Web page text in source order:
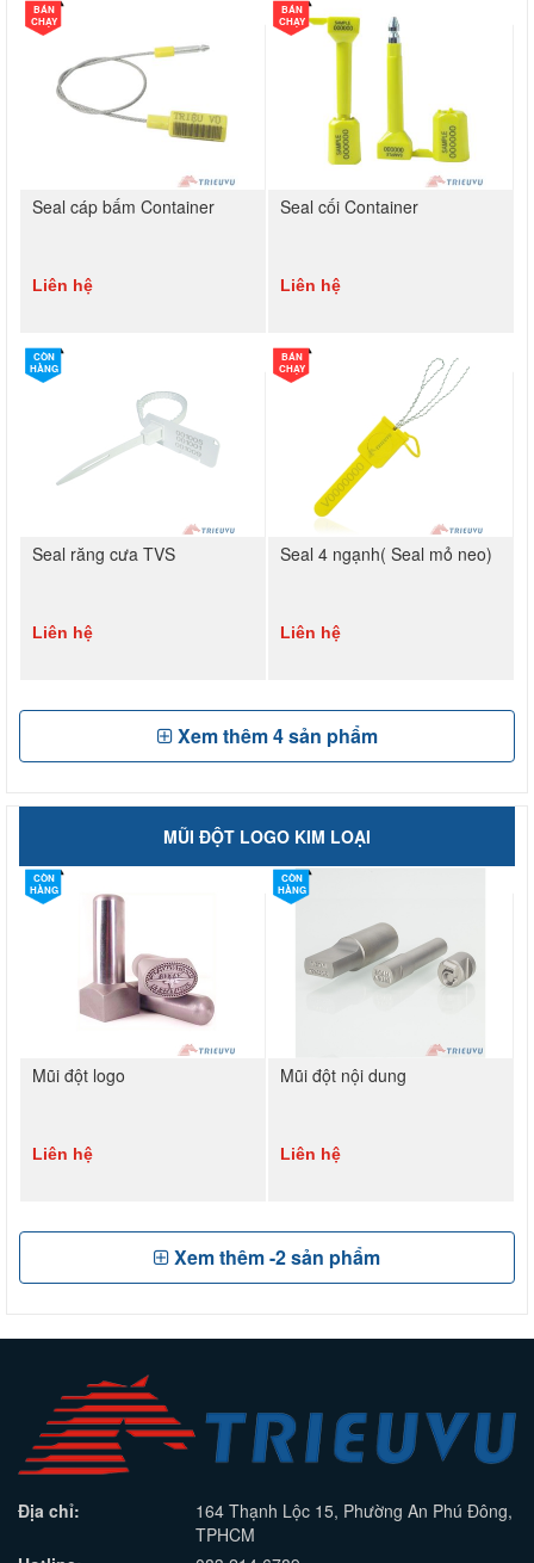
BÁN
CHẠY
Seal cáp bấm Container
Liên hệ
BÁN
CHẠY
Seal cối Container
Liên hệ
CÒN
HÀNG
Seal răng cưa TVS
Liên hệ
BÁN
CHẠY
Seal 4 ngạnh( Seal mỏ neo)
Liên hệ
Xem thêm4sản phẩm
MŨI ĐỘT LOGO KIM LOẠI
CÒN
HÀNG
Mũi đột logo
Liên hệ
CÒN
HÀNG
Mũi đột nội dung
Liên hệ
Xem thêm-2sản phẩm
Địa chỉ:
164 Thạnh Lộc 15, Phường An Phú Đông,
TPHCM